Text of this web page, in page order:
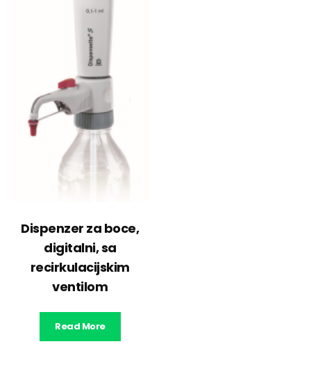
Dispenzer za boce,
digitalni, sa
recirkulacijskim
ventilom
Read More